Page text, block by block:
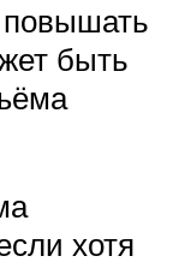
быть
хотя